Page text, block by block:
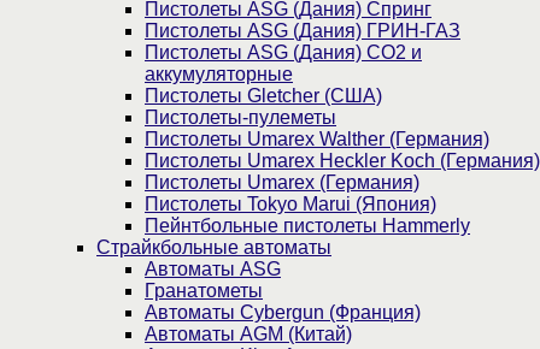
Пистолеты ASG (Дания) Спринг
Пистолеты ASG (Дания) ГРИН-ГАЗ
Пистолеты ASG (Дания) CO2 и
аккумуляторные
Пистолеты Gletcher (США)
Пистолеты-пулеметы
Пистолеты Umarex Walther (Германия)
Пистолеты Umarex Heckler Koch (Германия)
Пистолеты Umarex (Германия)
Пистолеты Tokyo Marui (Япония)
Пейнтбольные пистолеты Hammerly
Страйкбольные автоматы
Автоматы ASG
Гранатометы
Автоматы Cybergun (Франция)
Автоматы AGM (Китай)